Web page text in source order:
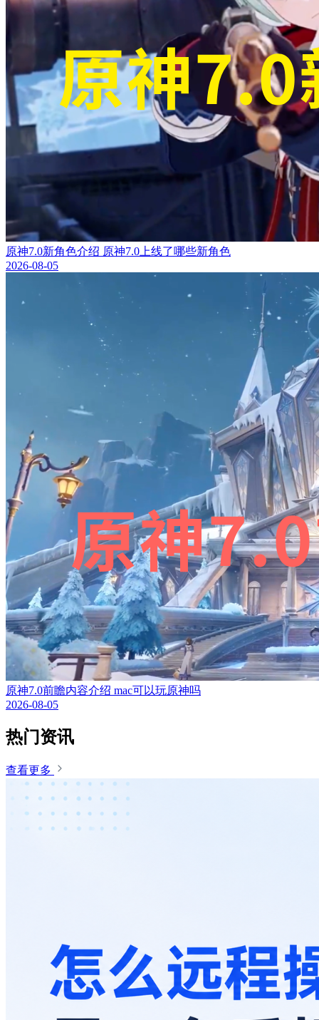
原神7.0新角色介绍 原神7.0上线了哪些新角色
2026-08-05
原神7.0前瞻内容介绍 mac可以玩原神吗
2026-08-05
热门资讯
查看更多